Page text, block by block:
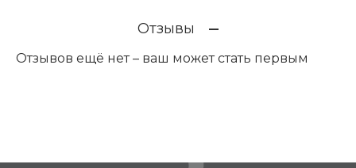
Отзывы
Отзывов ещё нет – ваш может стать первым